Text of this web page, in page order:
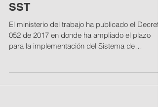
IMPLEMENTACIÓN DEL SG-
SST
El ministerio del trabajo ha publicado el Decreto
052 de 2017 en donde ha ampliado el plazo
Gestión...